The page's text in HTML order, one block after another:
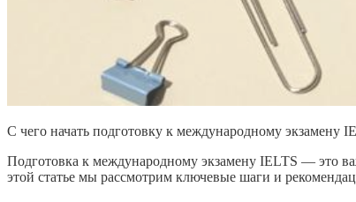
С чего начать подготовку к международному экзамену
Подготовка к международному экзамену IELTS — это
этой статье мы рассмотрим ключевые шаги и